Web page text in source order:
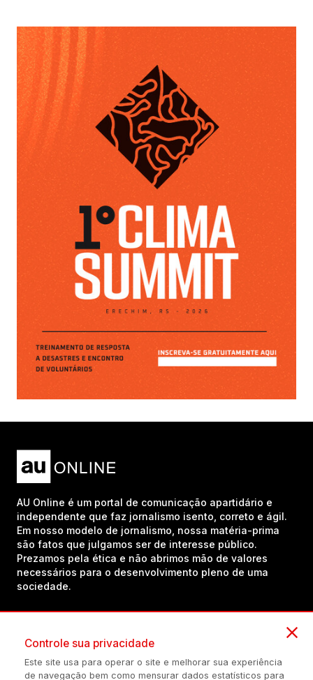
AU Online é um portal de comunicação apartidário e
independente que faz jornalismo isento, correto e ágil.
Em nosso modelo de jornalismo, nossa matéria-prima
são fatos que julgamos ser de interesse público.
Prezamos pela ética e não abrimos mão de valores
necessários para o desenvolvimento pleno de uma
sociedade.
Controle sua privacidade
Este site usa para operar o site e melhorar sua experiência
de navegação bem como mensurar dados estatísticos para